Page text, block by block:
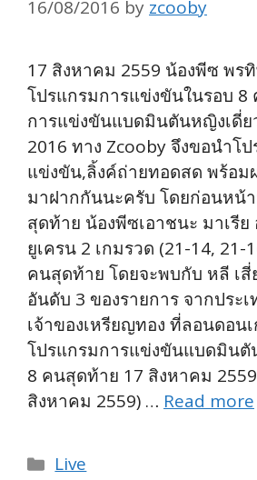
16/08/2016 by zcooby
17 สิงหาคม 2559 น้องพีซ พร
โปรแกรมการแข่งขันในรอบ 8
การแข่งขันแบดมินตันหญิงเดี่ย
2016 ทาง Zcooby จึงขอนำโ
แข่งขัน,ลิ้งค์ถ่ายทอดสด พร้อม
มาฝากกันนะครับ โดยก่อนหน้
สุดท้าย น้องพีซเอาชนะ มาเรี
ยูเครน 2 เกมรวด (21-14, 21-
คนสุดท้าย โดยจะพบกับ หลี เสี่
อันดับ 3 ของรายการ จากประ
เจ้าของเหรียญทอง ที่ลอนดอน
โปรแกรมการแข่งขันแบดมินตั
8 คนสุดท้าย 17 สิงหาคม
สิงหาคม 2559) … Read more
Categories
Live